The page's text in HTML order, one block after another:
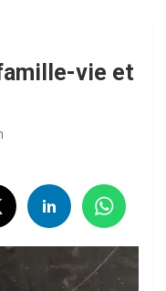
vie et